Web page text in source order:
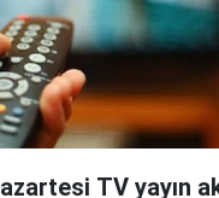
TV yayın